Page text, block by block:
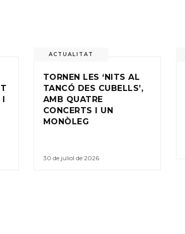
ACTUALITAT
TORNEN LES ‘NITS AL
TANCÓ DES CUBELLS’,
AMB QUATRE
CONCERTS I UN
MONÒLEG
30 de juliol de 2026